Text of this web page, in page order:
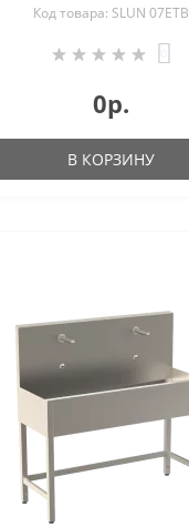
Код товара: SLUN 07ETB
0р.
В КОРЗИНУ